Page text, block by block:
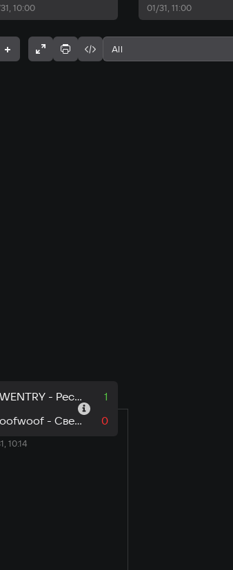
10:00 01/31, 11:00
+ All
QWENTRY - Республика Саха
1
woofwoof - Свердловская область
0
10:14